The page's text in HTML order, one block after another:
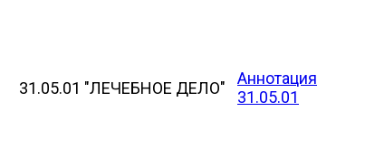
31.05.01 "ЛЕЧЕБНОЕ ДЕЛО"
Аннотация
31.05.01